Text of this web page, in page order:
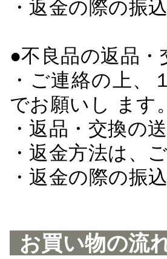
・返金の際の振
●不良品の返品
・ご連絡の上
でお願いし ます。
・返品・交換の
・返金方法は、
・返金の際の振
お買い物の流